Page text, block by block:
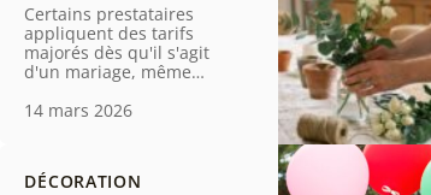
Certains prestataires
appliquent des tarifs
majorés dès qu'il s'agit
d'un mariage, même…
14 mars 2026
DÉCORATION